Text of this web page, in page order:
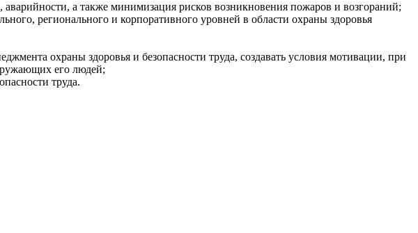
а также минимизация рисков возникновения пожаров и возгораний;
регионального и корпоративного уровней в области охраны здоровья
охраны здоровья и безопасности труда, создавать условия мотивации, при
его людей;
труда.